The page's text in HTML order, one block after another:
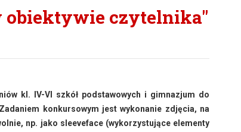
obiektywie czytelnika"
kl. IV-VI szkół podstawowych i gimnazjum do
konkursowym jest wykonanie zdjęcia, na
np. jako sleeveface (wykorzystujące elementy